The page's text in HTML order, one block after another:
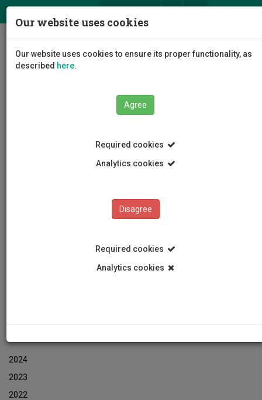
2024
2023
2022
Our website uses cookies
Our website uses cookies to ensure its proper functionality, as
described here.
Agree
Required cookies
Analytics cookies
Disagree
Required cookies
Analytics cookies